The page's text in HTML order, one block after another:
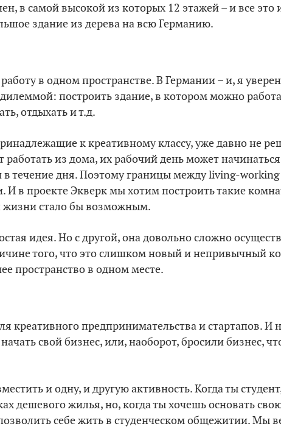
в самой высокой из которых 12 этажей – и все это
здание из дерева на всю Германию.
в одном пространстве. В Германии – и, я
построить здание, в котором можно
отдыхать и т.д.
к креативному классу, уже давно не
из дома, их рабочий день может
в течение дня. Поэтому границы между living-working
И в проекте Экверк мы хотим построить такие
жизни стало бы возможным.
идея. Но с другой, она довольно сложно
того, что это слишком новый и непривычный
пространство в одном месте.
креативного предпринимательства и стартапов. И
свой бизнес, или, наоборот, бросили бизнес,
и одну, и другую активность. Когда ты
дешевого жилья, но, когда ты хочешь основать
себе жить в студенческом общежитии. Мы